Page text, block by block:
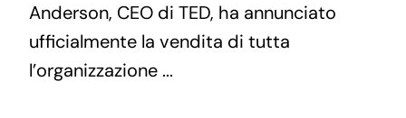
Anderson, CEO di TED, ha annunciato
ufficialmente la vendita di tutta
l’organizzazione ...